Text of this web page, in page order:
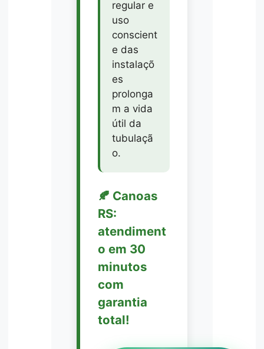
regular e
uso
conscient
e das
instalaçõ
es
prolonga
m a vida
útil da
tubulaçã
o.
🍂 Canoas
RS:
atendiment
o em 30
minutos
com
garantia
total!